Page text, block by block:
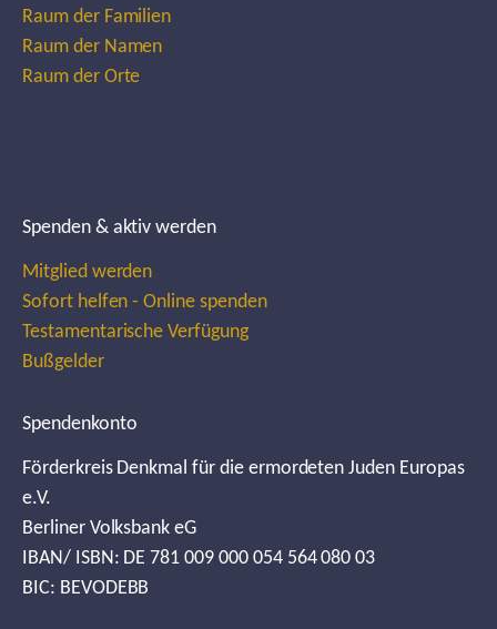
Raum der Familien
Raum der Namen
Raum der Orte
Spenden & aktiv werden
Mitglied werden
Sofort helfen - Online spenden
Testamentarische Verfügung
Bußgelder
Spendenkonto
Förderkreis Denkmal für die ermordeten Juden Europas
e.V.
Berliner Volksbank eG
IBAN/ ISBN: DE 781 009 000 054 564 080 03
BIC: BEVODEBB